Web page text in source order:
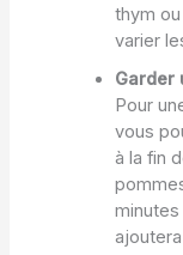
thym
varier
Garder
Pour
vous
à la fin